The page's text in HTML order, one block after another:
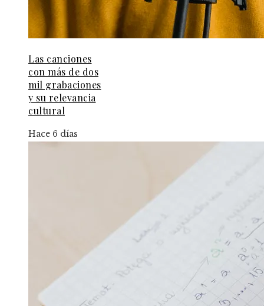
Las canciones
con más de dos
mil grabaciones
y su relevancia
cultural
Hace 6 días